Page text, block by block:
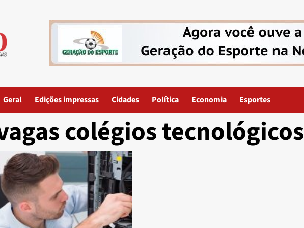
Geral Edições impressas Cidades Política Economia Esportes
colégios tecnológicos